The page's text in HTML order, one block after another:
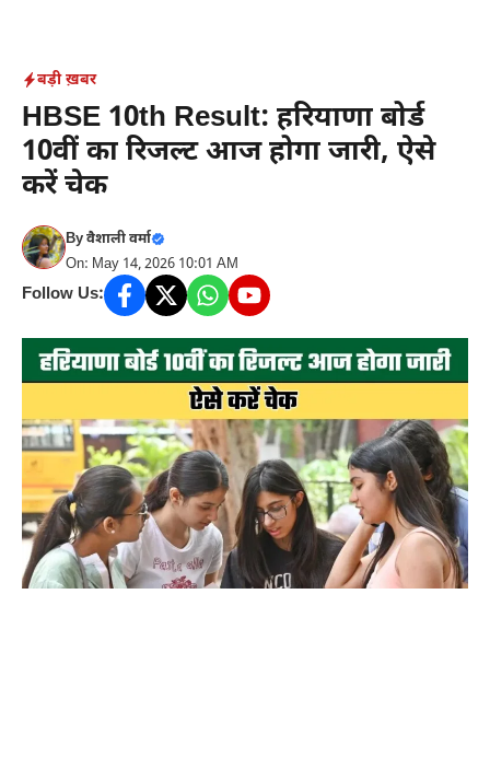
content
बड़ी ख़बर
HBSE 10th Result: हरियाणा बोर्ड
10वीं का रिजल्ट आज होगा जारी, ऐसे
करें चेक
Byवैशाली वर्मा
On: May 14, 2026 10:01 AM
Follow Us: